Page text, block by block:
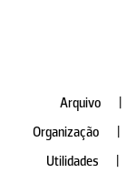
Arquivo
Organização
Utilidades